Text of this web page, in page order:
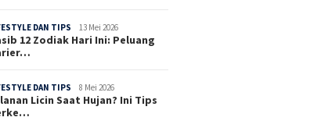
DAN TIPS 13 Mei 2026
12 Zodiak Hari Ini: Peluang
DAN TIPS 8 Mei 2026
Licin Saat Hujan? Ini Tips